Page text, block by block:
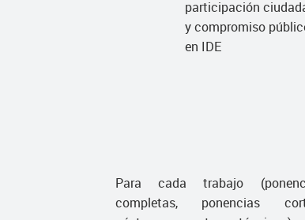
participación
y compromiso
en IDE
Para cada trabajo
completas, ponencias